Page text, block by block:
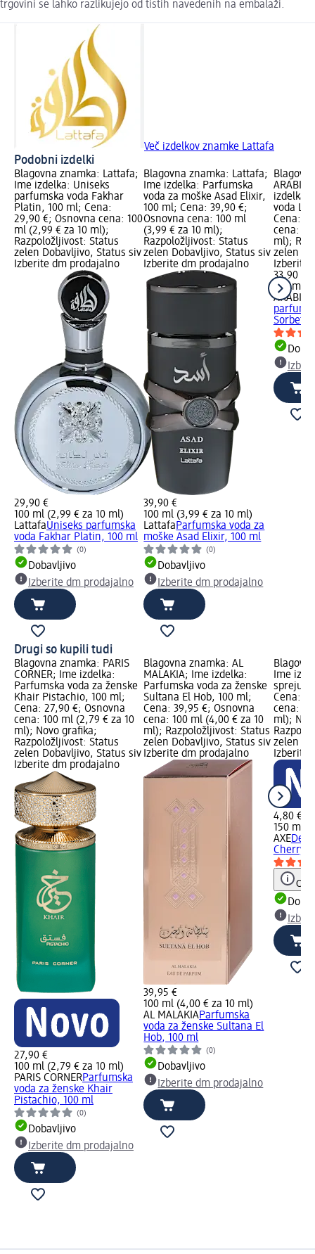
trgovini se lahko razlikujejo od tistih navedenih na embalaži.
Več izdelkov znamke Lattafa
Podobni izdelki
Blagovna znamka: Lattafa;
Ime izdelka: Uniseks
parfumska voda Fakhar
Platin, 100 ml; Cena:
29,90 €; Osnovna cena: 100
ml (2,99 € za 10 ml);
Razpoložljivost: Status
zelen Dobavljivo, Status siv
Izberite dm prodajalno
29,90 €
100 ml (2,99 € za 10 ml)
LattafaUniseks parfumska
voda Fakhar Platin, 100 ml
(0)
Dobavljivo
Izberite dm prodajalno
Blagovna znamka: Lattafa;
Ime izdelka: Parfumska
voda za moške Asad Elixir,
100 ml; Cena: 39,90 €;
Osnovna cena: 100 ml
(3,99 € za 10 ml);
Razpoložljivost: Status
zelen Dobavljivo, Status siv
Izberite dm prodajalno
39,90 €
100 ml (3,99 € za 10 ml)
LattafaParfumska voda za
moške Asad Elixir, 100 ml
(0)
Dobavljivo
Izberite dm prodajalno
izdelka:
voda
Cena:
cena:
ml);
zelen
Izberite
33,90 €
100 ml
Sorbet,
Drugi so kupili tudi
Blagovna znamka: PARIS
CORNER; Ime izdelka:
Parfumska voda za ženske
Khair Pistachio, 100 ml;
Cena: 27,90 €; Osnovna
cena: 100 ml (2,79 € za 10
ml); Novo grafika;
Razpoložljivost: Status
zelen Dobavljivo, Status siv
Izberite dm prodajalno
27,90 €
100 ml (2,79 € za 10 ml)
PARIS CORNERParfumska
voda za ženske Khair
Pistachio, 100 ml
(0)
Dobavljivo
Izberite dm prodajalno
Blagovna znamka: AL
MALAKIA; Ime izdelka:
Parfumska voda za ženske
Sultana El Hob, 100 ml;
Cena: 39,95 €; Osnovna
cena: 100 ml (4,00 € za 10
ml); Razpoložljivost: Status
zelen Dobavljivo, Status siv
Izberite dm prodajalno
39,95 €
100 ml (4,00 € za 10 ml)
AL MALAKIAParfumska
voda za ženske Sultana El
Hob, 100 ml
(0)
Dobavljivo
Izberite dm prodajalno
Ime
spreju
Cena:
cena:
ml);
zelen
Izberite
4,80 €
150 ml
AXE
Cherry